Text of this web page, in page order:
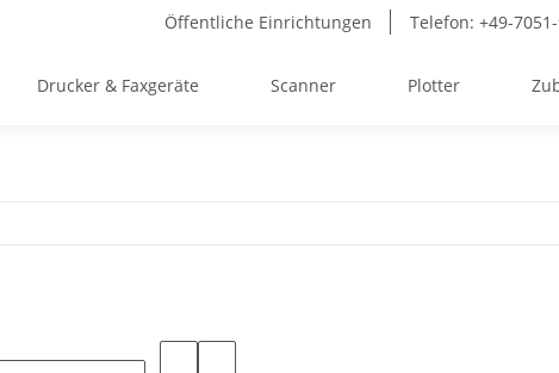
Öffentliche Einrichtungen Telefon: +49-
Drucker & Faxgeräte Scanner Plotter